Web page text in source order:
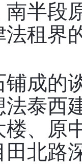
南半段
租界
成的
泰西
楼、
北路